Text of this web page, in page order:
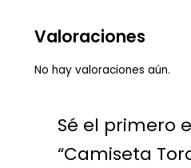
Valoraciones
No hay valoraciones aún.
Sé el primero
“Camiseta